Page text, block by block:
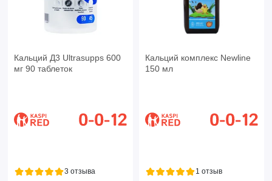
Кальций Д3 Ultrasupps 600
мг 90 таблеток
3 отзыва
Кальций комплекс Newline
150 мл
1 отзыв